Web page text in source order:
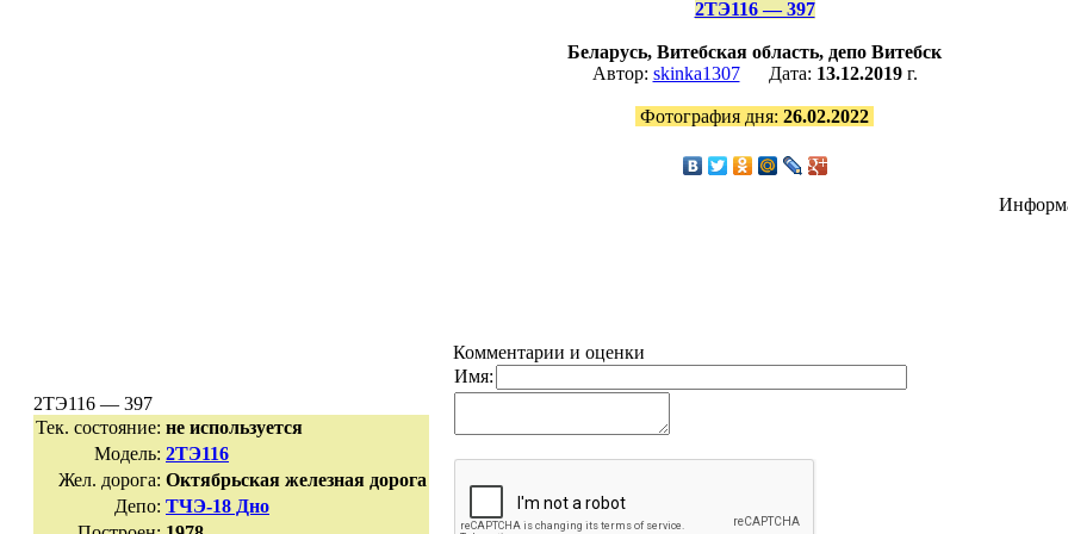
2ТЭ116 — 397
Беларусь, Витебская область, депо Витебск
Автор: skinka1307Дата: 13.12.2019г.
Фотография дня: 26.02.2022
2ТЭ116 — 397
Тек. состояние: не используется
Модель: 2ТЭ116
Жел. дорога: Октябрьская железная дорога
Депо: ТЧЭ-18 Дно
Комментарии и оценки
Имя: